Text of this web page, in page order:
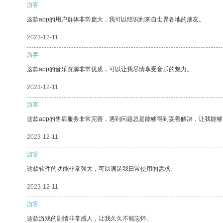
游客
这款app的用户群体非常庞大，我可以结识到来自世界各地的朋友。
2023-12-11
游客
这款app的音乐资源非常优质，可以让我尽情享受音乐的魅力。
2023-12-11
游客
这款app的售后服务非常完善，遇到问题总是能够得到妥善解决，让我能够
2023-12-11
游客
这款软件的功能非常强大，可以满足我日常使用的需求。
2023-12-11
游客
这款游戏的剧情非常感人，让我久久不能忘怀。